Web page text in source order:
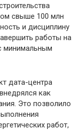
свыше 100 млн
и дисциплину
работы на
минимальным
дата-центра
как
Это позволило
работ,